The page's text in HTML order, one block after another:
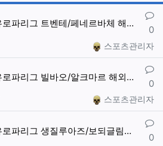
파리그 트벤테/페네르바체 해외축…
댓글
0
작성자스포츠관리자
파리그 빌바오/알크마르 해외축구…
댓글
0
작성자스포츠관리자
리그 생질루아즈/보되글림트 해…
댓글
0